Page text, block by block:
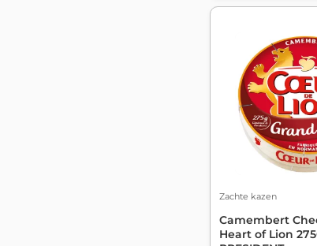
Zachte kazen
Camembert
Heart of Lion